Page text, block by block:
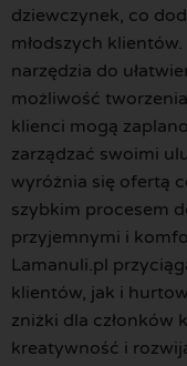
dziewczynek, co
młodszych
narzędzia do
możliwość
klienci mogą
zarządzać swoimi
wyróżnia się ofertą
szybkim procesem
przyjemnymi i
Lamanuli.pl
klientów, jak i
zniżki dla członków
kreatywność i